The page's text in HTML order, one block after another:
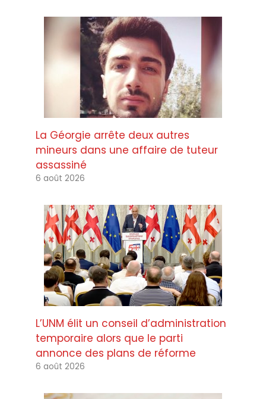
La Géorgie arrête deux autres
mineurs dans une affaire de tuteur
assassiné
6 août 2026
L’UNM élit un conseil d’administration
temporaire alors que le parti
annonce des plans de réforme
6 août 2026